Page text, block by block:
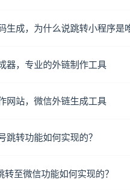
生成，为什么说跳转小程序是
器，专业的外链制作工具
网站，微信外链生成工具
跳转功能如何实现的？
至微信功能如何实现的？